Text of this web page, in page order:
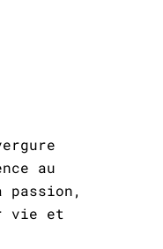
au
vie et